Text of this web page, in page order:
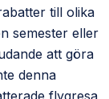
till olika
semester eller
att göra
denna
flygresa